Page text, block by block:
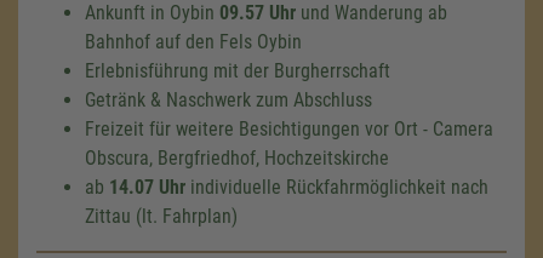
Ankunft in Oybin 09.57 Uhr und Wanderung ab
Bahnhof auf den Fels Oybin
Erlebnisführung mit der Burgherrschaft
Getränk & Naschwerk zum Abschluss
Freizeit für weitere Besichtigungen vor Ort - Camera
Obscura, Bergfriedhof, Hochzeitskirche
ab 14.07 Uhr individuelle Rückfahrmöglichkeit nach
Zittau (lt. Fahrplan)